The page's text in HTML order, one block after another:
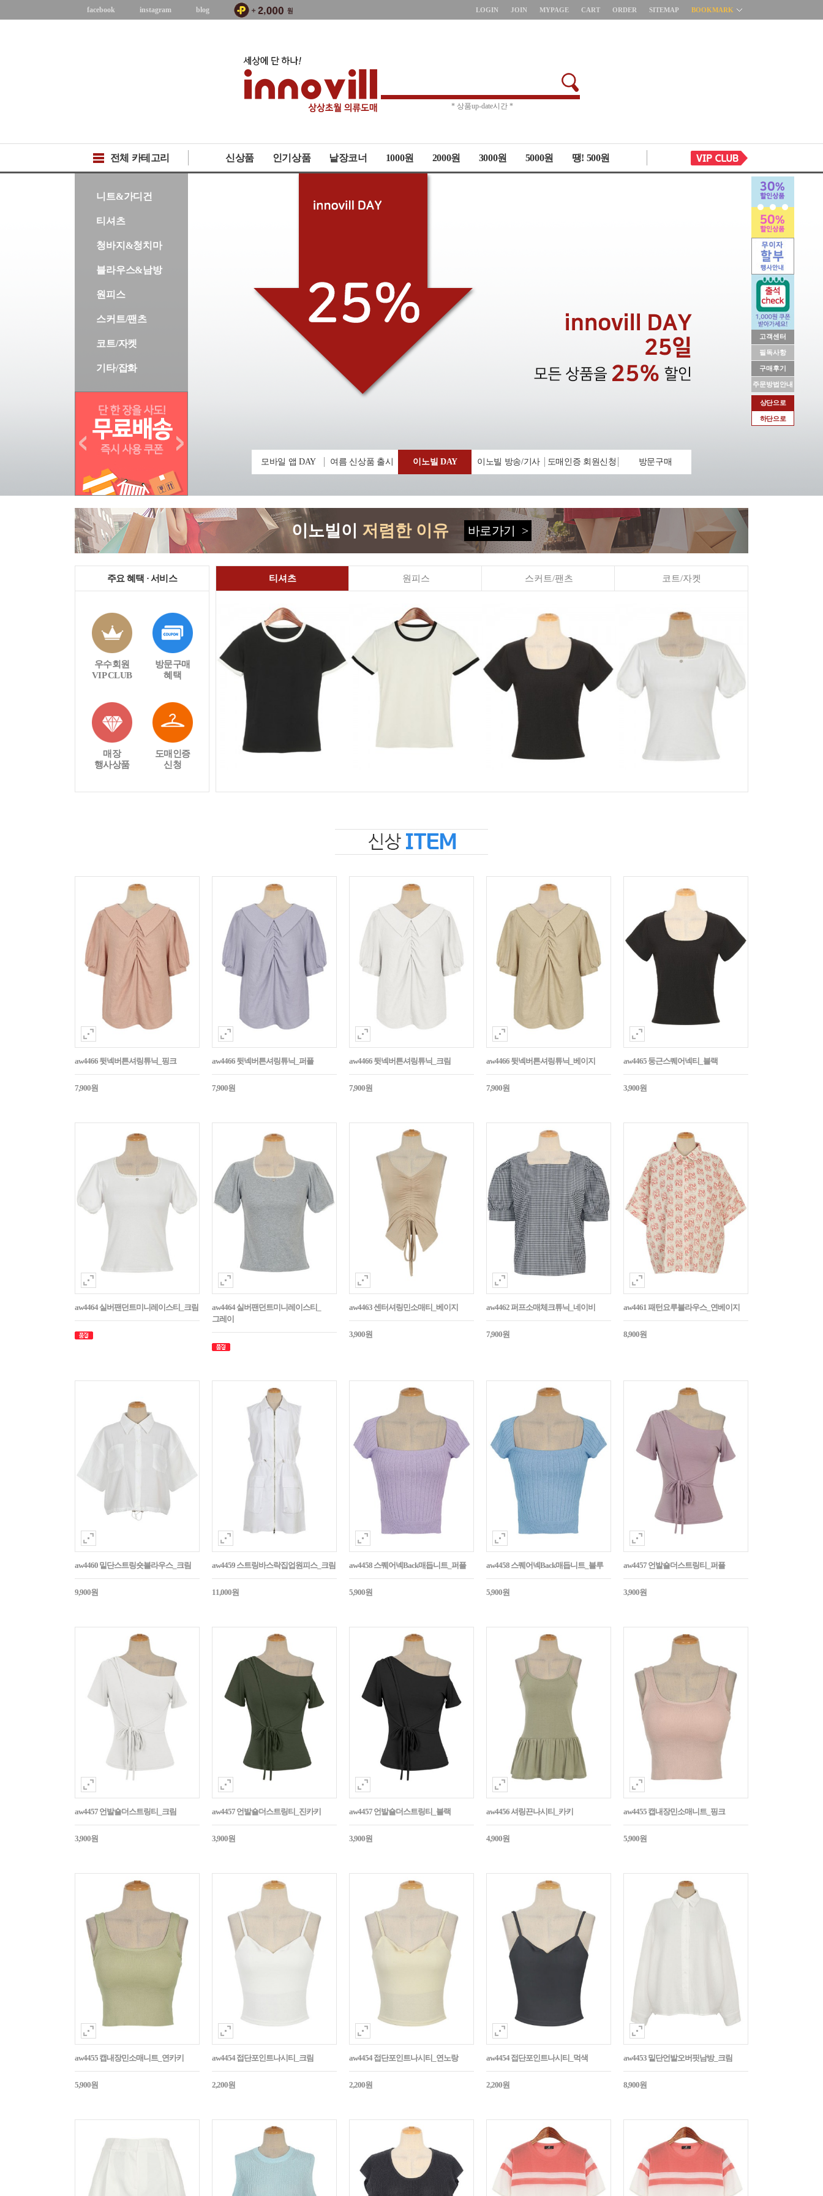
고객센터
필독사항
구매후기
주문방법안내
상단으로
하단으로
facebook instagram blog LOGIN JOIN MYPAGE CART ORDER SITEMAP BOOKMARK
* 상품up-date시간 *
전체 카테고리 신상품 인기상품 낱장코너 1000원 2000원 3000원 5000원 땡! 500원
니트&가디건
티셔츠
청바지&청치마
블라우스&남방
원피스
스커트/팬츠
코트/자켓
기타/잡화
모바일 앱 DAY 여름 신상품 출시 이노빌 DAY 이노빌 방송/기사 도매인증 회원신청 방문구매
이노빌이 저렴한 이유 바로가기 >
주요 혜택 · 서비스
우수회원
VIP CLUB
방문구매
혜택
매장
행사상품
도매인증
신청
티셔츠 원피스 스커트/팬츠 코트/자켓
aw4466 뒷넥버튼셔링튜닉_핑크
7,900원
aw4466 뒷넥버튼셔링튜닉_퍼플
7,900원
aw4466 뒷넥버튼셔링튜닉_크림
7,900원
aw4466 뒷넥버튼셔링튜닉_베이지
7,900원
aw4465 둥근스퀘어넥티_블랙
3,900원
aw4464 실버팬던트미니레이스티_크림
aw4464 실버팬던트미니레이스티_
그레이
aw4463 센터셔링민소매티_베이지
3,900원
aw4462 퍼프소매체크튜닉_네이비
7,900원
aw4461 패턴요루블라우스_연베이지
8,900원
aw4460 밑단스트링숏블라우스_크림
9,900원
aw4459 스트링바스락집업원피스_크림
11,000원
aw4458 스퀘어넥Back매듭니트_퍼플
5,900원
aw4458 스퀘어넥Back매듭니트_블루
5,900원
aw4457 언발숄더스트링티_퍼플
3,900원
aw4457 언발숄더스트링티_크림
3,900원
aw4457 언발숄더스트링티_진카키
3,900원
aw4457 언발숄더스트링티_블랙
3,900원
aw4456 셔링끈나시티_카키
4,900원
aw4455 캡내장민소매니트_핑크
5,900원
aw4455 캡내장민소매니트_연카키
5,900원
aw4454 접단포인트나시티_크림
2,200원
aw4454 접단포인트나시티_연노랑
2,200원
aw4454 접단포인트나시티_먹색
2,200원
aw4453 밑단언발오버핏남방_크림
8,900원